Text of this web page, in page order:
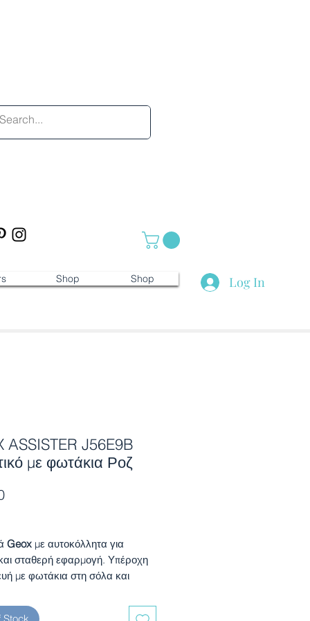
Shop Shop Log In
ASSISTER J56E9B
με φωτάκια Ροζ
Price
Geox με αυτοκόλλητα για
σταθερή εφαρμογή. Υπέροχη
με φωτάκια στη σόλα και
τους μικρούς μας φίλους στη